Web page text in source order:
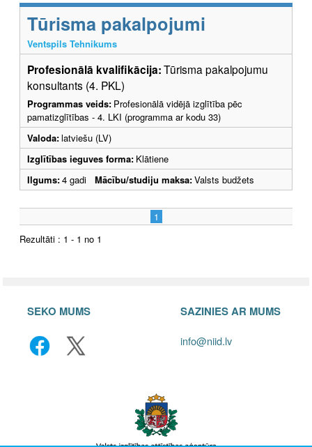
Tūrisma pakalpojumi
Ventspils Tehnikums
Profesionālā kvalifikācija:Tūrisma pakalpojumu
konsultants (4. PKL)
Programmas veids: Profesionālā vidējā izglītība pēc
pamatizglītības - 4. LKI (programma ar kodu 33)
Valoda:latviešu (LV)
Izglītības ieguves forma: Klātiene
Ilgums:4 gadi Mācību/studiju maksa:Valsts budžets
1
Rezultāti : 1 - 1 no 1
SEKO MUMS SAZINIES AR MUMS
info@niid.lv